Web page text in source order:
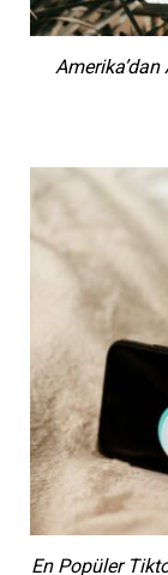
En Popüler